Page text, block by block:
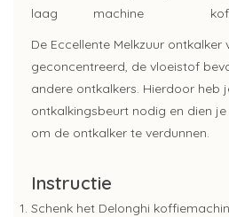
laag
machine
De Eccellente Melkzuur ontkalker
geconcentreerd, de vloeistof
andere ontkalkers. Hierdoor heb
ontkalkingsbeurt nodig en dien
om de ontkalker te verdunnen.
Instructie
Schenk het Delonghi